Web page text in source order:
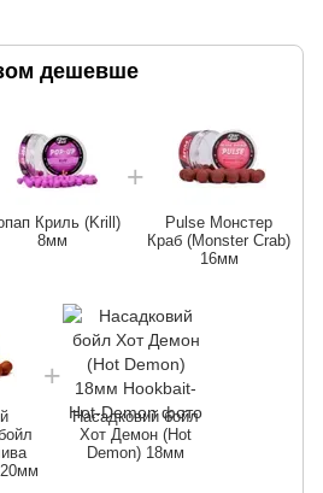
дешевше
Криль (Krill)
8мм
Pulse Монстер
Краб (Monster Crab)
16мм
Насадковий бойл
Хот Демон (Hot
Demon) 18мм